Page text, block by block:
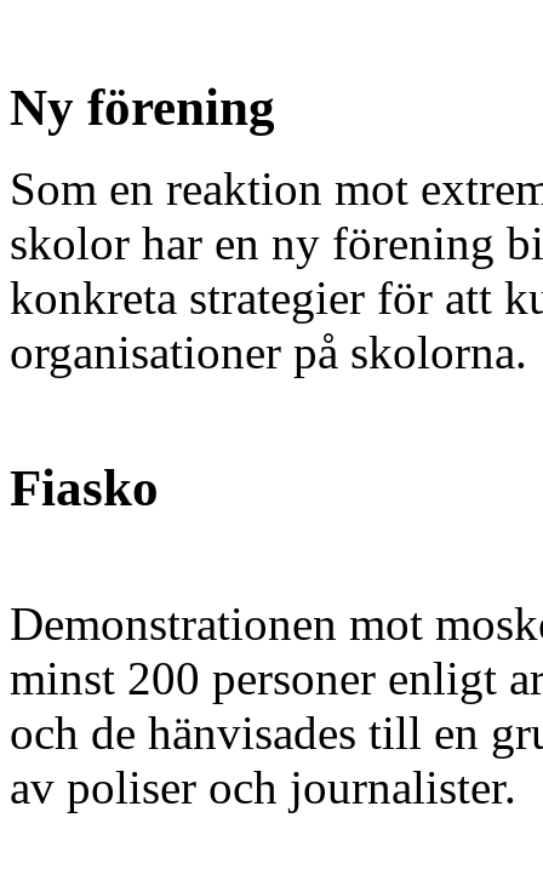
Ny förening
Som en reaktion mot
skolor har en ny förening
konkreta strategier för att
organisationer på skolorna.
Fiasko
Demonstrationen mot
minst 200 personer enligt
och de hänvisades till en
av poliser och journalister.